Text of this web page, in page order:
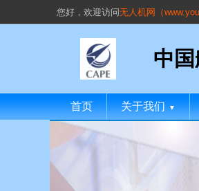
您好， 欢迎访问无人机网（
中
首页 关于我们 ▼